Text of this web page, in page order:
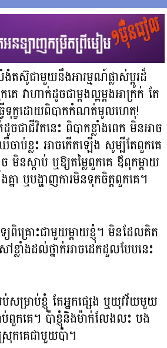
តស៊ូជាមួយនឹងអារម្មណ៍ផ្លាស់ប្តូរដ៏
វាហាក់ដូចជាម្តងល្អម្តងអាក្រក់ តែ
ើទុក្ខ​ដោយពិបាកកំណត់មូលហេតុ!
ាជីវិតនេះ ពិបាកខ្លាំងពេក មិនអាច
ាប់ខ្លះ អាចកើតឡើង សូម្បីតែពួកគេ​
មិនស្តាប់ ឬឱ្យតម្លៃពួកគេ ឪពុកម្តាយ
នា ឬបង្ហាញការមិនទុកចិត្ត​ពួកគេ។
យពិគ្រោះជាមួយ​ម្តាយខ្ញុំ។ មិនដែលគិត​
ខ្លាំងដល់ថ្នាក់អាចដេកដួលបែបនេះ
សម្រាប់ខ្ញុំ តែអ្នកផ្សេង ឬយុវវ័យមួយ
ពួកគេ។ ប៉ាខ្ញុំនិងម៉ាក់លែងលះ បង
រុកគេជាមួយប៉ា។